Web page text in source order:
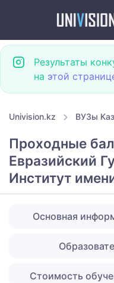
Результаты
на этой
Univision.kz ВУЗы
Проходные
Евразийский
Институт
Основная
Стоимость